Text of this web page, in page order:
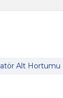
Alt Hortumu